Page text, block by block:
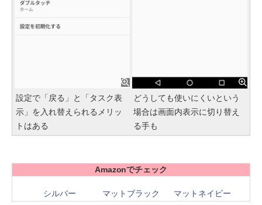
設定で「戻る」と「タスク表
示」を入れ替えられるメリッ
トはある
どうしても使いにくいという
場合は画面内表示に切り替え
る手も
Amazonでチェック
シルバー マットブラック マットネイビー